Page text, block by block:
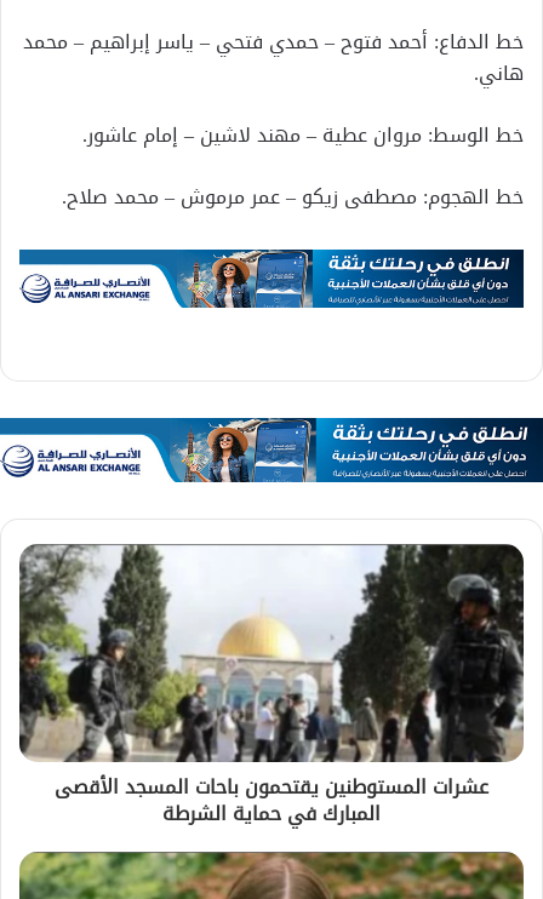
خط الدفاع: أحمد فتوح – حمدي فتحي – ياسر إبراهيم – محمد
هاني.
خط الوسط: مروان عطية – مهند لاشين – إمام عاشور.
خط الهجوم: مصطفى زيكو – عمر مرموش – محمد صلاح.
عشرات المستوطنين يقتحمون باحات المسجد الأقصى
المبارك في حماية الشرطة